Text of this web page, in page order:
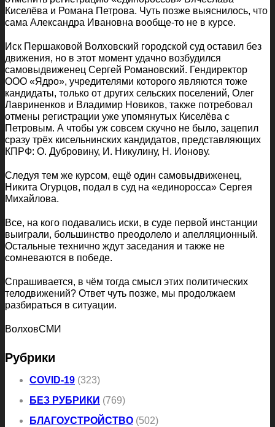
Киселёва и Романа Петрова. Чуть позже выяснилось, что
сама Александра Ивановна вообще-то не в курсе.
Иск Першаковой Волховский городской суд оставил без
движения, но в этот момент удачно возбудился
самовыдвиженец Сергей Романовский. Гендиректор
ООО «Ядро», учредителями которого являются тоже
кандидаты, только от других сельских поселений, Олег
Лавриненков и Владимир Новиков, также потребовал
отмены регистрации уже упомянутых Киселёва с
Петровым. А чтобы уж совсем скучно не было, зацепил
сразу трёх кисельнинских кандидатов, представляющих
КПРФ: О. Дубровину, И. Никулину, Н. Ионову.
Следуя тем же курсом, ещё один самовыдвиженец,
Никита Огурцов, подал в суд на «единоросса» Сергея
Михайлова.
Все, на кого подавались иски, в суде первой инстанции
выиграли, большинство преодолело и апелляционный.
Остальные технично ждут заседания и также не
сомневаются в победе.
Спрашивается, в чём тогда смысл этих политических
телодвижений? Ответ чуть позже, мы продолжаем
разбираться в ситуации.
ВолховСМИ
Рубрики
COVID-19 (323)
БЕЗ РУБРИКИ (769)
БЛАГОУСТРОЙСТВО (502)